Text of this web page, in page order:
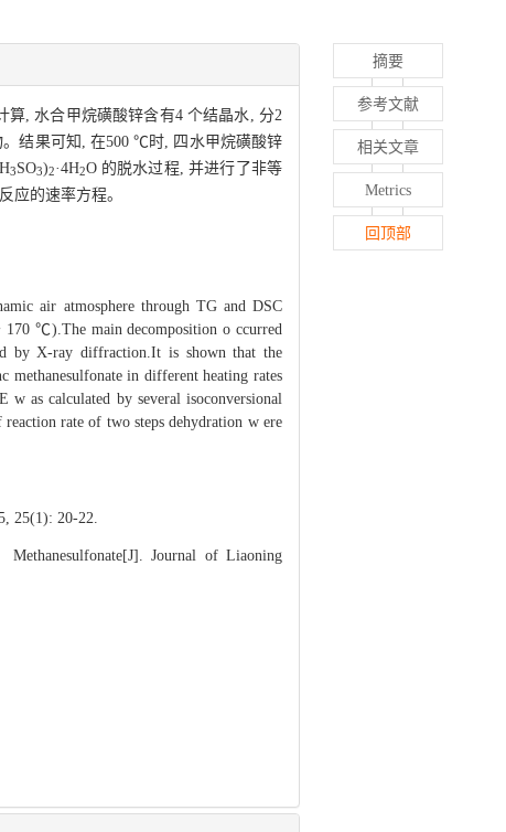
, 水合甲烷磺酸锌含有4 个结晶水, 分2
结果可知, 在500 ℃时, 四水甲烷磺酸锌
3SO3)2·4H2O 的脱水过程, 并进行了非等
应的速率方程。
air atmosphere through TG and DSC
℃).The main decomposition o ccurred
by X-ray diffraction.It is shown that the
in different heating rates
as calculated by several isoconversional
rate of two steps dehydration w ere
20-22.
Journal of Liaoning
摘要
参考文献
相关文章
Metrics
回顶部